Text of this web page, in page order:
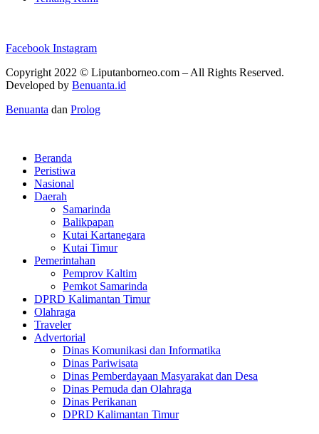
Facebook Instagram
Copyright 2022 © Liputanborneo.com – All Rights Reserved.
Developed by Benuanta.id
Benuanta dan Prolog
Beranda
Peristiwa
Nasional
Daerah
Samarinda
Balikpapan
Kutai Kartanegara
Kutai Timur
Pemerintahan
Pemprov Kaltim
Pemkot Samarinda
DPRD Kalimantan Timur
Olahraga
Traveler
Advertorial
Dinas Komunikasi dan Informatika
Dinas Pariwisata
Dinas Pemberdayaan Masyarakat dan Desa
Dinas Pemuda dan Olahraga
Dinas Perikanan
DPRD Kalimantan Timur